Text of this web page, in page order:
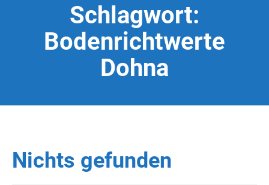
Schlagwort:
Bodenrichtwerte
Dohna
Nichts gefunden